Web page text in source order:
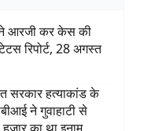
ने आरजी कर केस की
रिपोर्ट, 28 अगस्त
सरकार हत्याकांड के
ने गुवाहाटी से